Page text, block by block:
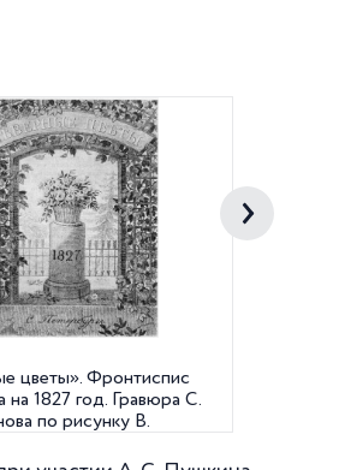
цветы». Фронтиспис
на 1827 год. Гравюра С.
по рисунку В.